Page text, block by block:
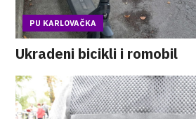
PU KARLOVAČKA
Ukradeni bicikli i romobil